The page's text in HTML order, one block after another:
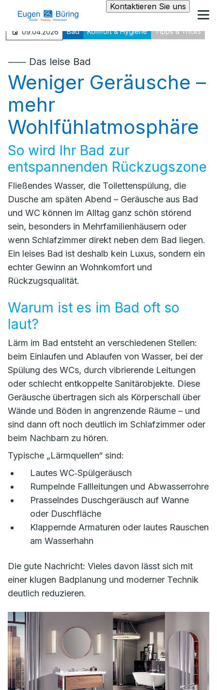
Kontaktieren Sie uns
09.04.2026 Bad Komfort & Hygiene Tipps & Tricks
⸺ Das leise Bad
Weniger Geräusche –
mehr
Wohlfühlatmosphäre
So wird Ihr Bad zur
entspannenden Rückzugszone
Fließendes Wasser, die Toilettenspülung, die
Dusche am späten Abend – Geräusche aus Bad
und WC können im Alltag ganz schön störend
sein, besonders in Mehrfamilienhäusern oder
wenn Schlafzimmer direkt neben dem Bad liegen.
Ein leises Bad ist deshalb kein Luxus, sondern ein
echter Gewinn an Wohnkomfort und
Rückzugsqualität.
Warum ist es im Bad oft so
laut?
Lärm im Bad entsteht an verschiedenen Stellen:
beim Einlaufen und Ablaufen von Wasser, bei der
Spülung des WCs, durch vibrierende Leitungen
oder schlecht entkoppelte Sanitärobjekte. Diese
Geräusche übertragen sich als Körperschall über
Wände und Böden in angrenzende Räume – und
sind dann oft noch deutlich im Schlafzimmer oder
beim Nachbarn zu hören.
Typische „Lärmquellen“ sind:
Lautes WC‑Spülgeräusch
Rumpelnde Fallleitungen und Abwasserrohre
Prasselndes Duschgeräusch auf Wanne
oder Duschfläche
Klappernde Armaturen oder lautes Rauschen
am Wasserhahn
Die gute Nachricht: Vieles davon lässt sich mit
einer klugen Badplanung und moderner Technik
deutlich reduzieren.